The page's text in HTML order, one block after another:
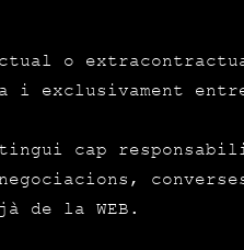
o
i exclusivament
cap
de la WEB.